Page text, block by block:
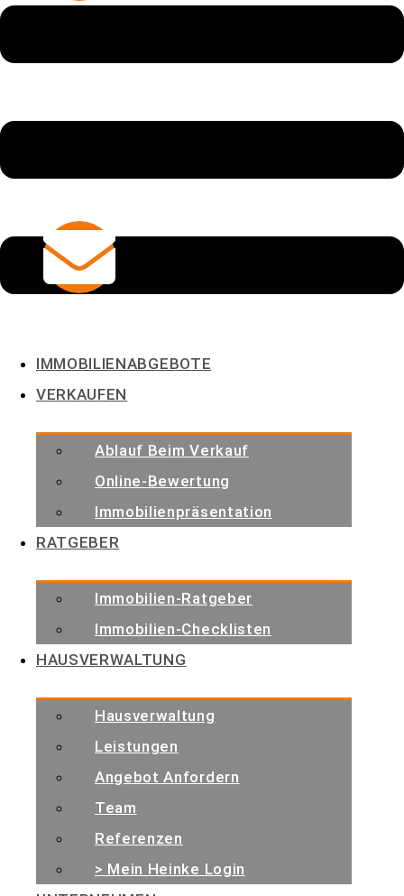
IMMOBILIENABGEBOTE
VERKAUFEN
Ablauf Beim Verkauf
Online-Bewertung
Immobilienpräsentation
RATGEBER
Immobilien-Ratgeber
Immobilien-Checklisten
HAUSVERWALTUNG
Hausverwaltung
Leistungen
Angebot Anfordern
Team
Referenzen
> Mein Heinke Login
info@heinke-immobilien.de
Wir sind ein seit über 25 Jahren tätiges und
renommiertes Immobilien- und Verwaltungsbüro.
Kontakt
Friedrichshafen
Zeppelinstraße 301
Immobilien: +49 7541 9513 0
Verwaltung: +49 7541 9513 200
info@heinke-immobilien.de